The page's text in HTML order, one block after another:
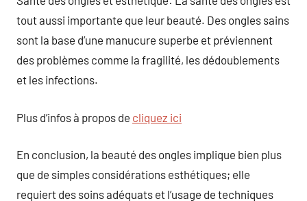
tout aussi importante que leur beauté. Des ongles sains
sont la base d’une manucure superbe et préviennent
des problèmes comme la fragilité, les dédoublements
et les infections.
Plus d’infos à propos de cliquez ici
En conclusion, la beauté des ongles implique bien plus
que de simples considérations esthétiques; elle
requiert des soins adéquats et l’usage de techniques